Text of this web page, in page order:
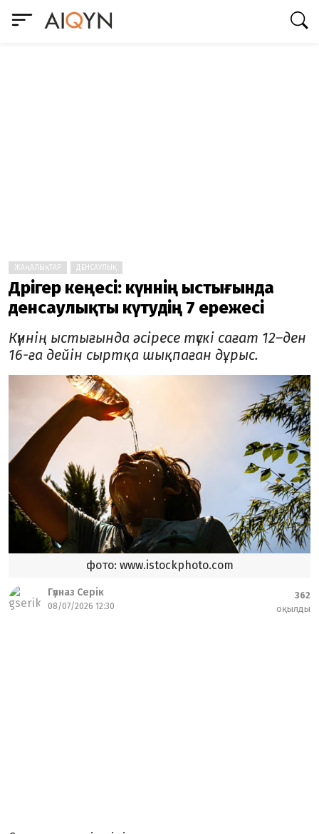
ЖАҢАЛЫҚТАР ДЕНСАУЛЫҚ
Дәрігер кеңесі: күннің ыстығында
денсаулықты күтудің 7 ережесі
Күннің ыстығында әсіресе түскі сағат 12–ден
16-ға дейін сыртқа шықпаған дұрыс.
фото: www.istockphoto.com
Гүлназ Серік
08/07/2026 12:30
362
оқылды